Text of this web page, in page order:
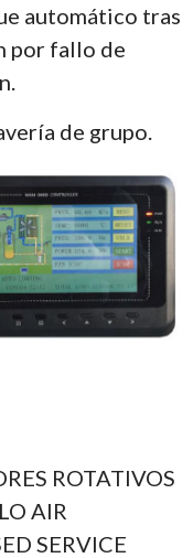
automático tras
por fallo de
de grupo.
ROTATIVOS
AIR
SERVICE